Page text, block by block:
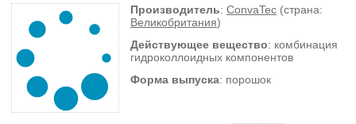
Производитель: ConvaTec (страна:
Великобритания)
Действующее вещество: комбинация
гидроколлоидных компонентов
Форма выпуска: порошок